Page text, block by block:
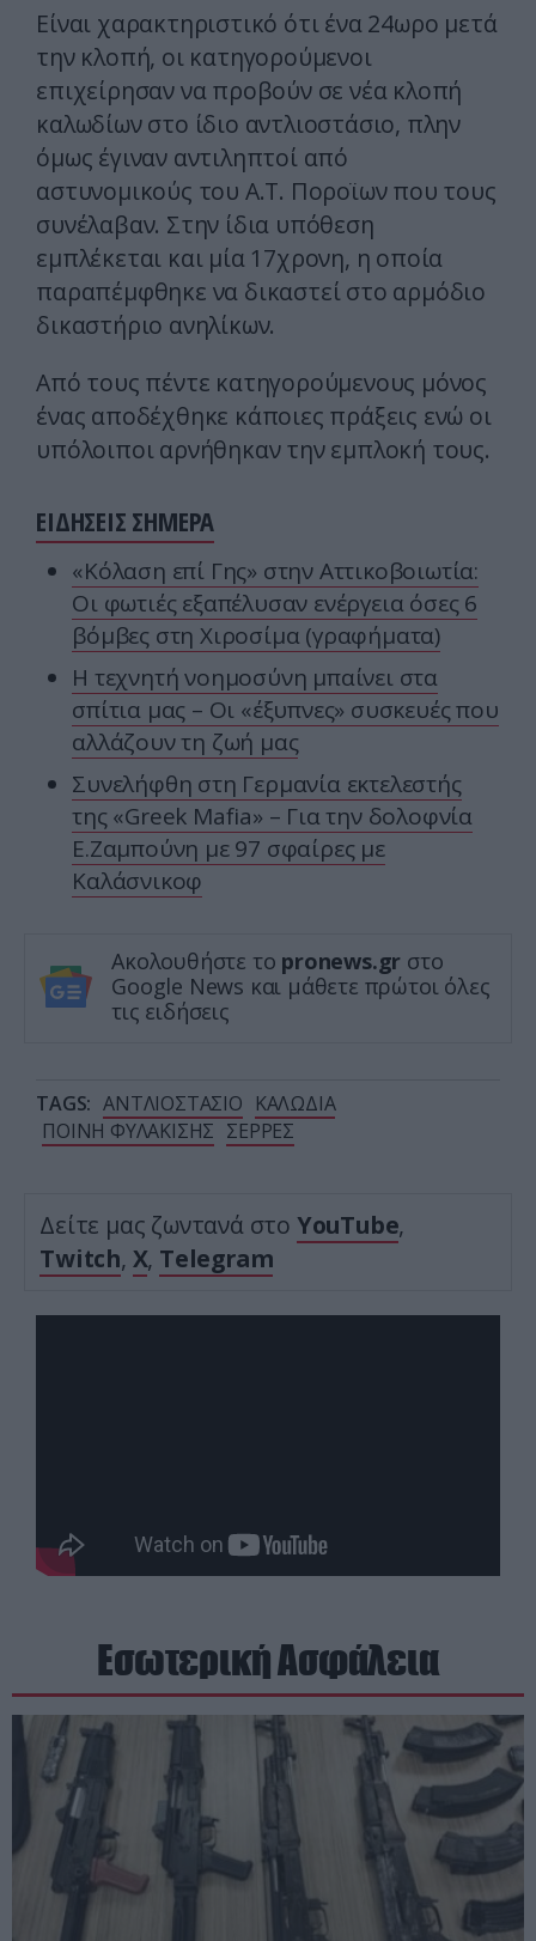
Είναι χαρακτηριστικό ότι ένα 24ωρο μετά
την κλοπή, οι κατηγορούμενοι
επιχείρησαν να προβούν σε νέα κλοπή
καλωδίων στο ίδιο αντλιοστάσιο, πλην
όμως έγιναν αντιληπτοί από
αστυνομικούς του Α.Τ. Ποροϊων που τους
συνέλαβαν. Στην ίδια υπόθεση
εμπλέκεται και μία 17χρονη, η οποία
παραπέμφθηκε να δικαστεί στο αρμόδιο
δικαστήριο ανηλίκων.
Από τους πέντε κατηγορούμενους μόνος
ένας αποδέχθηκε κάποιες πράξεις ενώ οι
υπόλοιποι αρνήθηκαν την εμπλοκή τους.
ΕΙΔΗΣΕΙΣ ΣΗΜΕΡΑ
«Κόλαση επί Γης» στην Αττικοβοιωτία:
Οι φωτιές εξαπέλυσαν ενέργεια όσες 6
βόμβες στη Χιροσίμα (γραφήματα)
Η τεχνητή νοημοσύνη μπαίνει στα
σπίτια μας – Οι «έξυπνες» συσκευές που
αλλάζουν τη ζωή μας
Συνελήφθη στη Γερμανία εκτελεστής
της «Greek Mafia» – Για την δολοφνία
Ε.Ζαμπούνη με 97 σφαίρες με
Καλάσνικοφ
Ακολουθήστε το pronews.gr στο
Google News και μάθετε πρώτοι όλες
τις ειδήσεις
TAGS: ΑΝΤΛΙΟΣΤΑΣΙΟ ΚΑΛΩΔΙΑ
ΠΟΙΝΗ ΦΥΛΑΚΙΣΗΣ ΣΕΡΡΕΣ
Δείτε μας ζωντανά στο YouTube,
Twitch, X, Telegram
Εσωτερική Ασφάλεια